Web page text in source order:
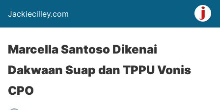
Jackiecilley.com
Marcella Santoso Dikenai
Dakwaan Suap dan TPPU Vonis
CPO